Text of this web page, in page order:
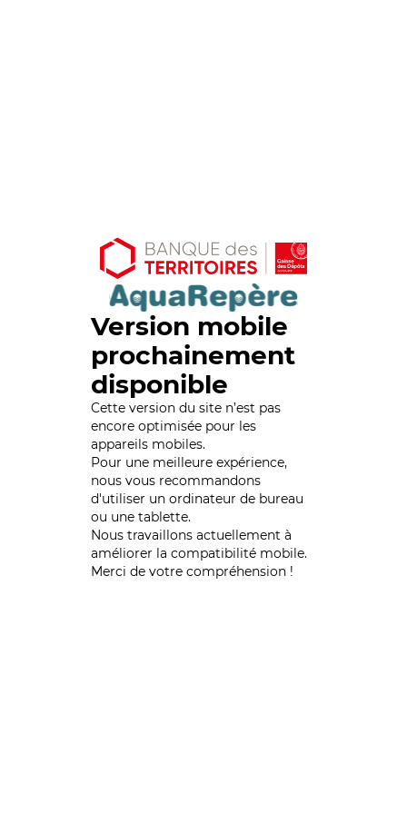
Version mobile
prochainement
disponible
Cette version du site n’est pas
encore optimisée pour les
appareils mobiles.
Pour une meilleure expérience,
nous vous recommandons
d'utiliser un ordinateur de bureau
ou une tablette.
Nous travaillons actuellement à
améliorer la compatibilité mobile.
Merci de votre compréhension !